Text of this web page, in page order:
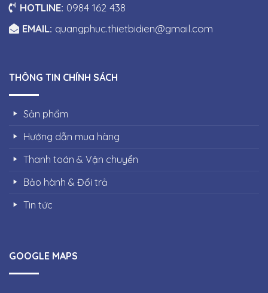
HOTLINE: 0984 162 438
EMAIL: quangphuc.thietbidien@gmail.com
THÔNG TIN CHÍNH SÁCH
Sản phẩm
Hướng dẫn mua hàng
Thanh toán & Vận chuyển
Bảo hành & Đổi trả
Tin tức
GOOGLE MAPS